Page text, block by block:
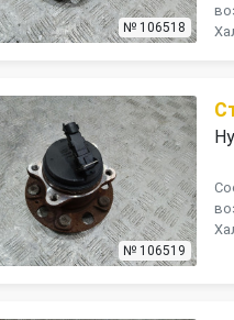
№ 106518
№ 106519